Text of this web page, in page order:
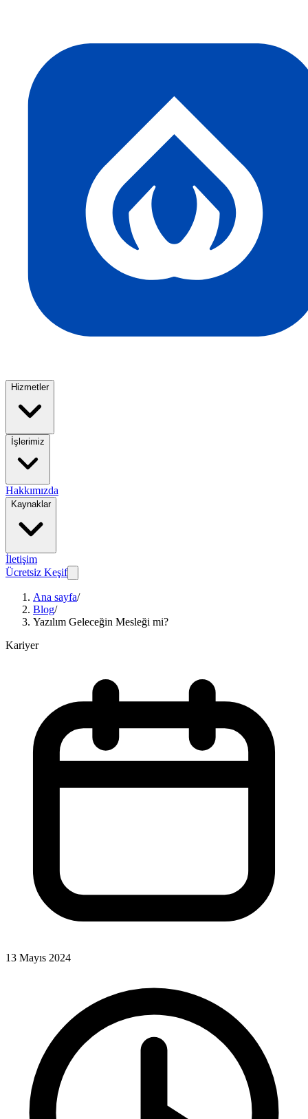
Hizmetler
İşlerimiz
Hakkımızda
Kaynaklar
İletişim
Ücretsiz Keşif
Ana sayfa/
Blog/
Yazılım Geleceğin Mesleği mi?
Kariyer
13 Mayıs 2024